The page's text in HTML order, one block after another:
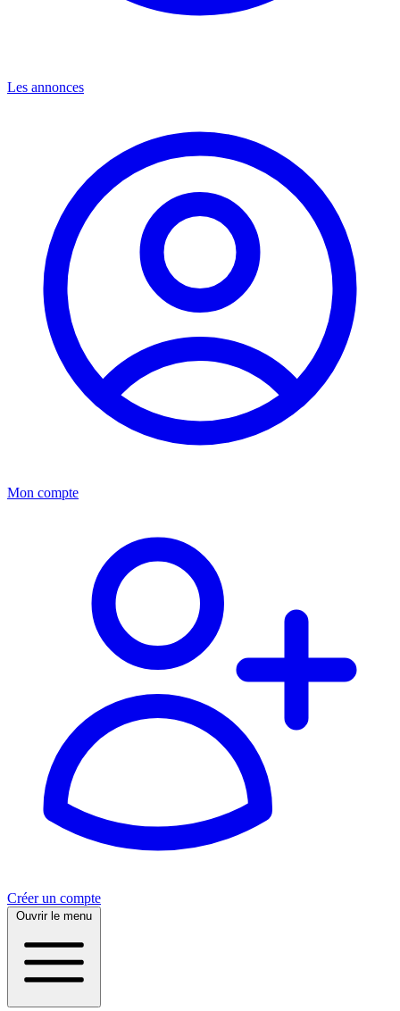
Les annonces
Mon compte
Créer un compte
Ouvrir le menu